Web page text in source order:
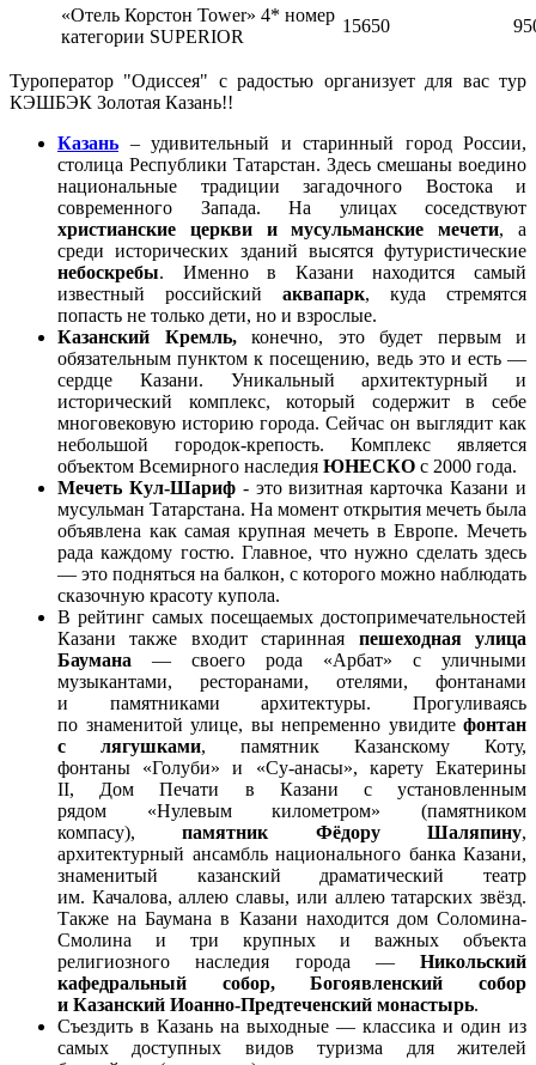
«Отель Корстон Tower» 4* номер
категории SUPERIOR
15650
Туроператор "Одиссея" с радостью организует для вас тур
КЭШБЭК Золотая Казань!!
Казань – удивительный и старинный город России,
столица Республики Татарстан. Здесь смешаны воедино
национальные традиции загадочного Востока и
современного Запада. На улицах соседствуют
христианские церкви и мусульманские мечети, а
среди исторических зданий высятся футуристические
небоскребы. Именно в Казани находится самый
известный российский аквапарк, куда стремятся
попасть не только дети, но и взрослые.
Казанский Кремль,конечно, это будет первым и
обязательным пунктом к посещению, ведь это и есть —
сердце Казани. Уникальный архитектурный и
исторический комплекс, который содержит в себе
многовековую историю города. Сейчас он выглядит как
небольшой городок-крепость. Комплекс является
объектом Всемирного наследия ЮНЕСКО с 2000 года.
Мечеть Кул-Шариф- это визитная карточка Казани и
мусульман Татарстана. На момент открытия мечеть была
объявлена как самая крупная мечеть в Европе. Мечеть
рада каждому гостю. Главное, что нужно сделать здесь
— это подняться на балкон, с которого можно наблюдать
сказочную красоту купола.
В рейтинг самых посещаемых достопримечательностей
Казани также входит старинная пешеходная улица
Баумана — своего рода «Арбат» с уличными
музыкантами, ресторанами, отелями, фонтанами
и памятниками архитектуры. Прогуливаясь
по знаменитой улице, вы непременно увидите фонтан
с лягушками, памятник Казанскому Коту,
фонтаны «Голуби» и «Су-анасы», карету Екатерины
II, Дом Печати в Казани с установленным
рядом «Нулевым километром» (памятником
компасу), памятник Фёдору Шаляпину,
архитектурный ансамбль национального банка Казани,
знаменитый казанский драматический театр
им. Качалова, аллею славы, или аллею татарских звёзд.
Также на Баумана в Казани находится дом Соломина-
Смолина и три крупных и важных объекта
религиозного наследия города —Никольский
кафедральный собор, Богоявленский собор
и Казанский Иоанно-Предтеченский монастырь.
Съездить в Казань на выходные — классика и один из
самых доступных видов туризма для жителей